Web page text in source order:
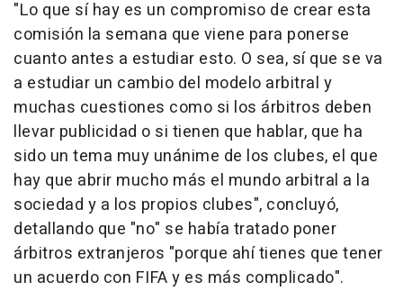
"Lo que sí hay es un compromiso de crear esta
comisión la semana que viene para ponerse
cuanto antes a estudiar esto. O sea, sí que se va
a estudiar un cambio del modelo arbitral y
muchas cuestiones como si los árbitros deben
llevar publicidad o si tienen que hablar, que ha
sido un tema muy unánime de los clubes, el que
hay que abrir mucho más el mundo arbitral a la
sociedad y a los propios clubes", concluyó,
detallando que "no" se había tratado poner
árbitros extranjeros "porque ahí tienes que tener
un acuerdo con FIFA y es más complicado".